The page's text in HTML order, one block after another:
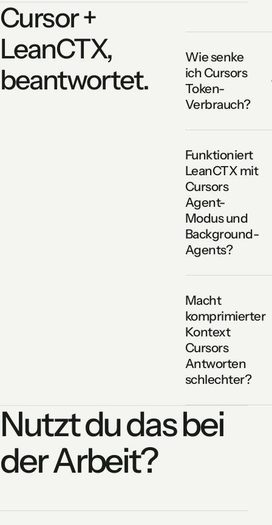
Cursor +
LeanCTX,
beantwortet.
Wie senke
ich Cursors
Token-
Verbrauch?
Funktioniert
LeanCTX mit
Cursors
Agent-
Modus und
Background-
Agents?
Macht
komprimierter
Kontext
Cursors
Antworten
schlechter?
Nutzt du das bei
der Arbeit?